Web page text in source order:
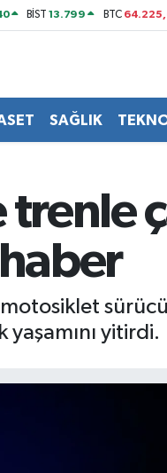
BİST13.799 BTC
SAĞLIK
yitirdi.